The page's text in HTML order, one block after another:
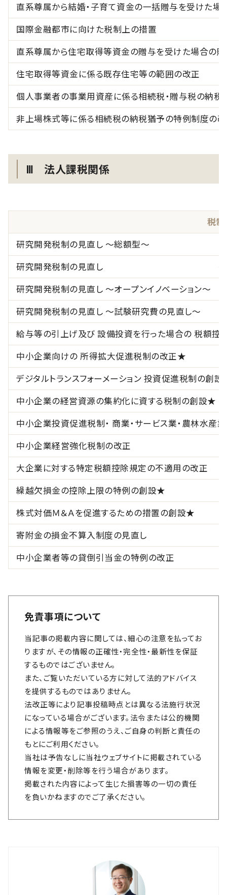
直系尊属から結婚・子育て資金の一括贈与を受けた
国際金融都市に向けた税制上の措置
直系尊属から住宅取得等資金の贈与を受けた場合の
住宅取得等資金に係る既存住宅等の範囲の改正
個人事業者の事業用資産に係る相続税・贈与税の納
非上場株式等に係る相続税の納税猶予の特例制度の
Ⅲ 法人課税関係
税
研究開発税制の見直
研究開発税制の見直し ～
研究開発税制の見直し ～オープンイノベーション～
研究開発税制の見直し ～試験研究費の見直し～
給与等の引上げ及び 設備投資を行った場合の 税額控
中小企業向けの 所得拡大促進税制の改正★
デジタルトランスフォーメーション 投資促進税制の創設
中小企業の経営資源の集約化に
中小企業投資促進税制・ 商業・サービス業・農林水産
中小企業経営強化税制の改正
大企業に対する特定税額控除規定の不適用の改正
繰越欠損金の控除上限の特例の創設★
株式対価Ｍ＆Ａを促進するための措置の創設★
寄附金の損金不算入制度の見直し
中小企業者等の貸倒引当金の特例の改正
免責事項について
当記事の掲載内容に関しては、細心の注意を払ってお
りますが、その情報の正確性・完全性・最新性を保証
するものではございません。
また、ご覧いただいている方に対して法的アドバイス
を提供するものではありません。
法改正等により記事投稿時点とは異なる法施行状況
になっている場合がございます。法令または公的機関
による情報等をご参照のうえ、ご自身の判断と責任の
もとにご利用ください。
当社は予告なしに当社ウェブサイトに掲載されている
情報を変更・削除等を行う場合があります。
掲載された内容によって生じた損害等の一切の責任
を負いかねますのでご了承ください。